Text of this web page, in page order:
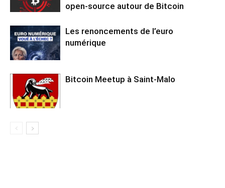
open-source autour de Bitcoin
Les renoncements de l’euro
numérique
Bitcoin Meetup à Saint-Malo